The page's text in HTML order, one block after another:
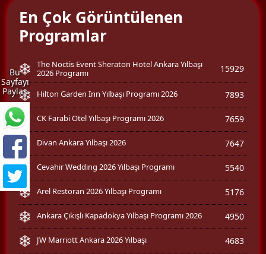
Bu
Sayfayı
Paylaş
En Çok Görüntülenen
Programlar
The Noctis Event Sheraton Hotel Ankara Yılbaşı
2026 Programı
15929
Hilton Garden Inn Yılbaşı Programı 2026 7893
CK Farabi Otel Yılbaşı Programı 2026 7659
Divan Ankara Yılbaşı 2026 7647
Cevahir Wedding 2026 Yılbaşı Programı 5540
Arel Restoran 2026 Yılbaşı Programı 5176
Ankara Çıkışlı Kapadokya Yılbaşı Programı 2026 4950
JW Marriott Ankara 2026 Yılbaşı 4683